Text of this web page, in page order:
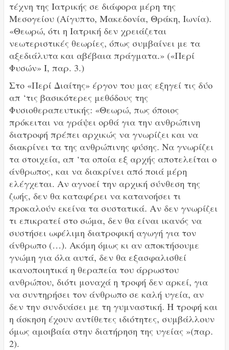
τέχνη της Ιατρικής σε διάφορα μέρη της
Μεσογείου (Αίγυπτο, Μακεδονία, Θράκη, Ιωνία).
«Θεωρώ, ότι η Ιατρική δεν χρειάζεται
νεωτεριστικές θεωρίες, όπως συμβαίνει με τα
αξεδιάλυτα και αβέβαια πράγματα.» («Περί
Φυσών» I, παρ. 3.)
Στο «Περί Διαίτης» έργον του μας εξηγεί τις δύο
απ ‘τις βασικότερες μεθόδους της
Φυσιοθεραπευτικής: «Θεωρώ, πως όποιος
πρόκειται να γράψει ορθά για την ανθρώπινη
διατροφή πρέπει αρχικώς να γνωρίζει και να
διακρίνει τα της ανθρώπινης φύσης. Να γνωρίζει
τα στοιχεία, απ ‘τα οποία εξ αρχής αποτελείται ο
άνθρωπος, και να διακρίνει από ποιά μέρη
ελέγχεται. Αν αγνοεί την αρχική σύνθεση της
ζωής, δεν θα καταφέρει να κατανοήσει τι
προκαλούν εκείνα τα συστατικά. Αν δεν γνωρίζει
τι επικρατεί στο σώμα, δεν θα είναι ικανός να
συστήσει ωφέλιμη διατροφική αγωγή για τον
άνθρωπο (…). Ακόμη όμως κι αν αποκτήσουμε
γνώμη για όλα αυτά, δεν θα εξασφαλισθεί
ικανοποιητικά η θεραπεία του άρρωστου
ανθρώπου, διότι μοναχά η τροφή δεν αρκεί, για
να συντηρήσει τον άνθρωπο σε καλή υγεία, αν
δεν την συνδυάσει με τη γυμναστική. Η τροφή και
η άσκηση έχουν αντίθετες ιδιότητες, συμβάλλουν
όμως αμοιβαία στην διατήρηση της υγείας »(παρ.
2).